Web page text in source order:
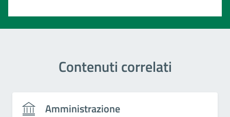
Contenuti correlati
Amministrazione